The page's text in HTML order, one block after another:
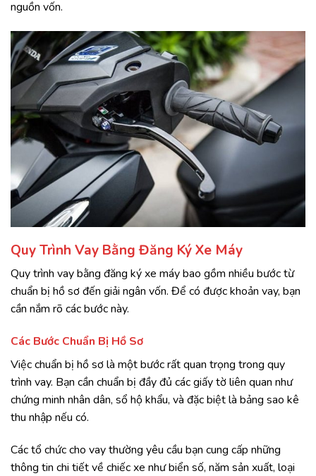
nguồn vốn.
Quy Trình Vay Bằng Đăng Ký Xe Máy
Quy trình vay bằng đăng ký xe máy bao gồm nhiều bước từ
chuẩn bị hồ sơ đến giải ngân vốn. Để có được khoản vay, bạn
cần nắm rõ các bước này.
Các Bước Chuẩn Bị Hồ Sơ
Việc chuẩn bị hồ sơ là một bước rất quan trọng trong quy
trình vay. Bạn cần chuẩn bị đầy đủ các giấy tờ liên quan như
chứng minh nhân dân, sổ hộ khẩu, và đặc biệt là bảng sao kê
thu nhập nếu có.
Các tổ chức cho vay thường yêu cầu bạn cung cấp những
thông tin chi tiết về chiếc xe như biển số, năm sản xuất, loại